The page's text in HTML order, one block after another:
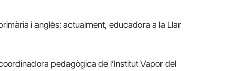
i anglès; actualment, educadora a la Llar
pedagògica de l’Institut Vapor del